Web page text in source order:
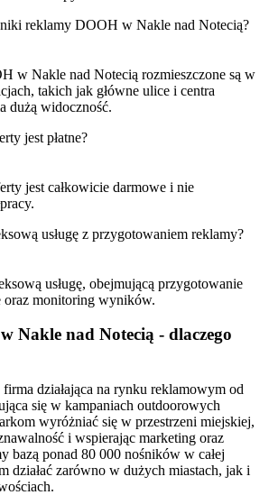
reklamy DOOH w Nakle nad Notecią?
w Nakle nad Notecią rozmieszczone są w
takich jak główne ulice i centra
dużą widoczność.
jest płatne?
jest całkowicie darmowe i nie
usługę z przygotowaniem reklamy?
usługę, obejmującą przygotowanie
oraz monitoring wyników.
Nakle nad Notecią - dlaczego
firma działająca na rynku reklamowym od
się w kampaniach outdoorowych
wyróżniać się w przestrzeni miejskiej,
i wspierając marketing oraz
bazą ponad 80 000 nośników w całej
działać zarówno w dużych miastach, jak i